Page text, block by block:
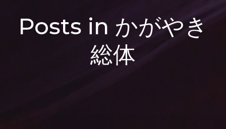
Posts in かがやき
総体